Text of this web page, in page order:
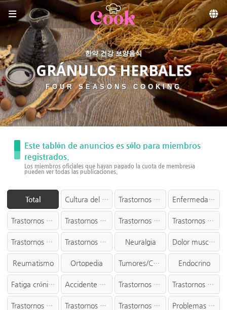
Skip to menu
한약 건강 보양음식
GRÁNULOS HERBALES
FOUR SEASONS COOKING
Este tablón de anuncios es sólo para miembros
registrados.
Los miembros oficiales que hayan pagado la cuota de membresía
pueden ver todas las publicaciones.
Total Cultura del Herbolario Trastornos de la cabeza Enfermedad mental
Trastornos oculares Trastornos nasales Trastornos orales Trastornos dentales
Trastornos auditivos Trastornos de la garganta Neuralgia Dolor muscular
Reumatismo Ortopedia Tumores/Cáncer Endocrino
Fatiga crónica Accidente cerebrovascular/Parkinson Trastornos cutáneos Trastornos pediátricos
Trastornos ginecológicos Trastornos reproductivos Trastornos anales Problemas intestinales/urinarios
Sketchbook5, 스케치북5